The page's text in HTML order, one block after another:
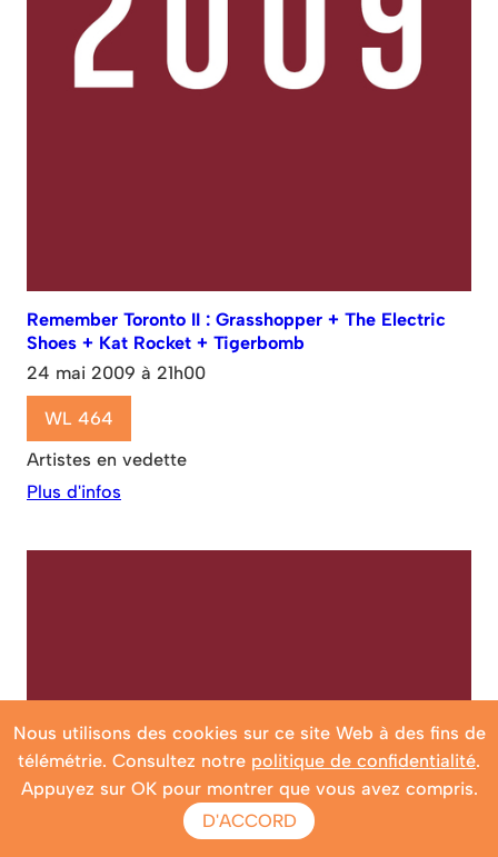
Remember Toronto II : Grasshopper + The Electric
Shoes + Kat Rocket + Tigerbomb
24 mai 2009 à 21h00
WL 464
Artistes en vedette
Plus d'infos
Nous utilisons des cookies sur ce site Web à des fins de
télémétrie. Consultez notre politique de confidentialité.
Appuyez sur OK pour montrer que vous avez compris.
D'ACCORD